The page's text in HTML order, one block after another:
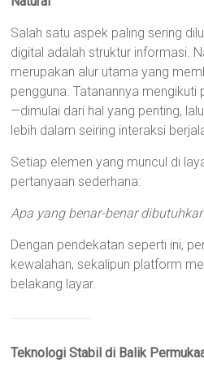
Salah satu aspek paling sering
digital adalah struktur informasi.
merupakan alur utama yang
pengguna. Tatanannya
—dimulai dari hal yang penting,
lebih dalam seiring interaksi
Setiap elemen yang muncul di
pertanyaan sederhana:
Apa yang benar-benar
Dengan pendekatan seperti ini,
kewalahan, sekalipun platform
belakang layar.
Teknologi Stabil di Balik